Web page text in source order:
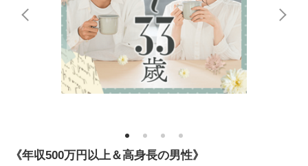
1 2 3 4
《年収500万円以上＆高身長の男性》